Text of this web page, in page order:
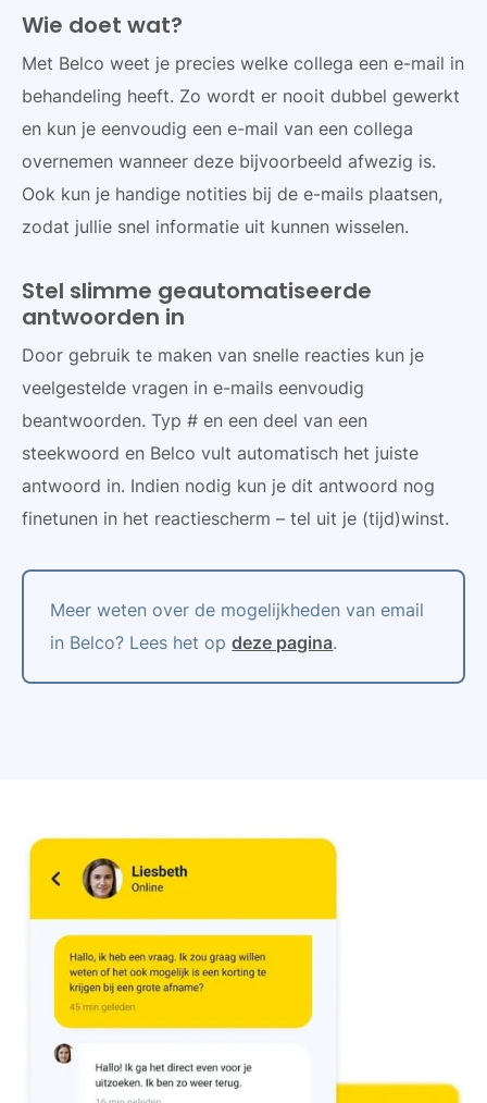
Wie doet wat?
Met Belco weet je precies welke collega een e-mail in
behandeling heeft. Zo wordt er nooit dubbel gewerkt
en kun je eenvoudig een e-mail van een collega
overnemen wanneer deze bijvoorbeeld afwezig is.
Ook kun je handige notities bij de e-mails plaatsen,
zodat jullie snel informatie uit kunnen wisselen.
Stel slimme geautomatiseerde
antwoorden in
Door gebruik te maken van snelle reacties kun je
veelgestelde vragen in e-mails eenvoudig
beantwoorden. Typ # en een deel van een
steekwoord en Belco vult automatisch het juiste
antwoord in. Indien nodig kun je dit antwoord nog
finetunen in het reactiescherm – tel uit je (tijd)winst.
Meer weten over de mogelijkheden van email
in Belco? Lees het opdeze pagina.